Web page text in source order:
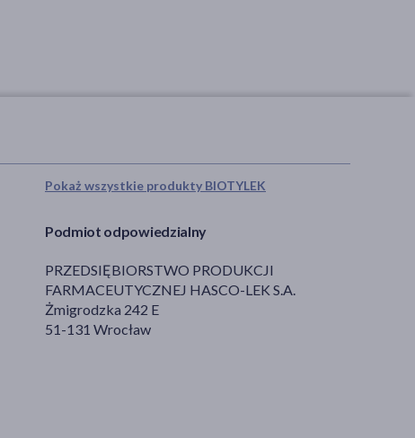
Pokaż wszystkie produkty BIOTYLEK
Podmiot odpowiedzialny
PRZEDSIĘBIORSTWO PRODUKCJI
FARMACEUTYCZNEJ HASCO-LEK S.A.
Żmigrodzka 242 E
51-131 Wrocław